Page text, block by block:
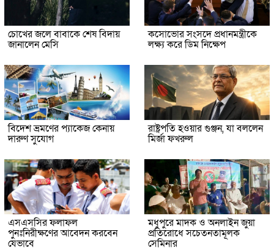
চোখের জলে বাবাকে শেষ বিদায়
জানালেন মেসি
কসোভোর সংসদে প্রধানমন্ত্রীকে
লক্ষ্য করে ডিম নিক্ষেপ
বিদেশ ভ্রমণের প্যাকেজ কেনায়
দারুণ সুযোগ
রাষ্ট্রপতি হওয়ার গুঞ্জন, যা বললেন
মির্জা ফখরুল
এসএসসির ফলাফল
পুনঃনিরীক্ষণের আবেদন করবেন
যেভাবে
মধুপুরে মাদক ও অনলাইন জুয়া
প্রতিরোধে সচেতনতামূলক
সেমিনার